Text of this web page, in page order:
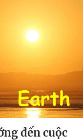
đến cuộc